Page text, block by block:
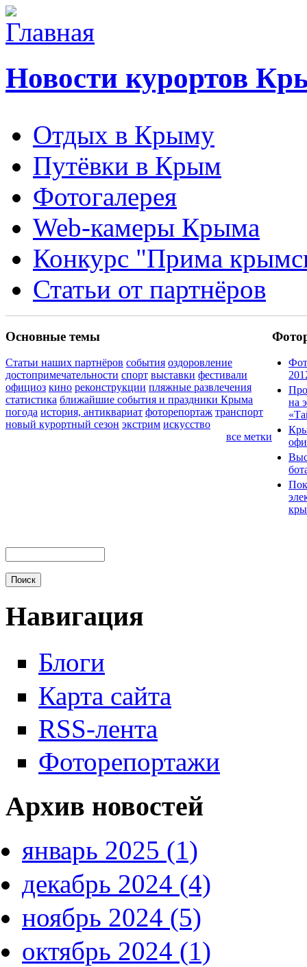
Новости курортов
Отдых в Крыму
Путёвки в Крым
Фотогалерея
Web-камеры Крыма
Конкурс "Прима
Статьи от партнёров
Основные темы
Статьи наших партнёров события оздоровление
достопримечательности спорт выставки фестивали
официоз кино реконструкции пляжные развлечения
статистика ближайшие события и праздники Крыма
погода история, антиквариат фоторепортаж транспорт
новый курортный сезон экстрим искусство
все метки
на
Навигация
Блоги
Карта сайта
RSS-лента
Фоторепортажи
Архив новостей
январь 2025 (1)
декабрь 2024 (4)
ноябрь 2024 (5)
октябрь 2024 (1)